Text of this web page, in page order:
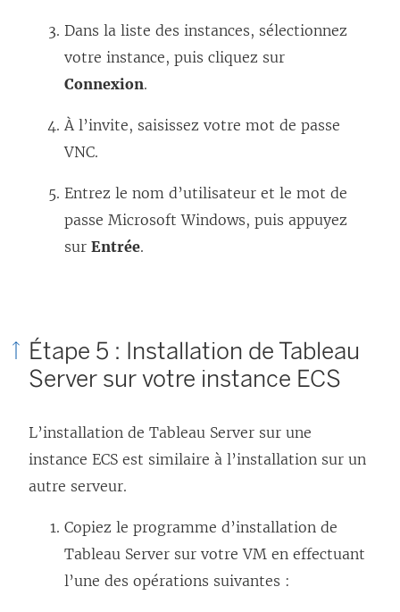
o
u
r
a
n
n
o
v
e
l
e
f
Dans la liste des instances, sélectionnez
votre instance, puis cliquez sur
Connexion.
À l’invite, saisissez votre mot de passe
VNC.
Entrez le nom d’utilisateur et le mot de
passe Microsoft Windows, puis appuyez
sur Entrée.
Étape 5 : Installation de Tableau
Server sur votre instance ECS
L’installation de Tableau Server sur une
instance ECS est similaire à l’installation sur un
autre serveur.
Copiez le programme d’installation de
Tableau Server sur votre VM en effectuant
l’une des opérations suivantes :